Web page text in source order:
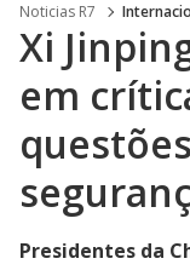
Noticias R7
Xi
em
Presidentes da